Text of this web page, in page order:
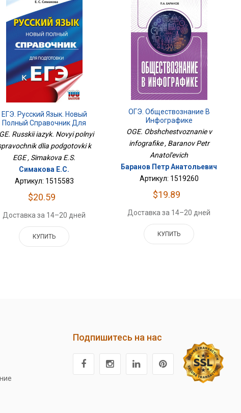
ЕГЭ. Русский Язык. Новый
Полный Справочник Для
Подготовки К ЕГЭ
Russkii iazyk. Novyi polnyi
dlia podgotovki k
EGE , Simakova E.S.
Симакова Е.С.
Артикул: 1515583
$20.59
Доставка за 14–20 дней
КУПИТЬ
ОГЭ. Обществознание В
Инфографике
OGE. Obshchestvoznanie v
infografike , Baranov Petr
Anatol'evich
Баранов Петр Анатольевич
Артикул: 1519260
$19.89
Доставка за 14–20 дней
КУПИТЬ
Подпишитесь на нас